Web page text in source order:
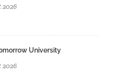
2026
University
2026